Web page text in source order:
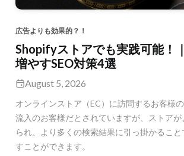
広告よりも効果的？！
Shopifyストアでも実践可能！
増やすSEO対策4選
August 5, 2026
オンラインストア（EC）に訪問するお客様
流入のお客様だとされていますが、ストアが
られ、より多くの検索結果に引っ掛かるこ
すことができます。